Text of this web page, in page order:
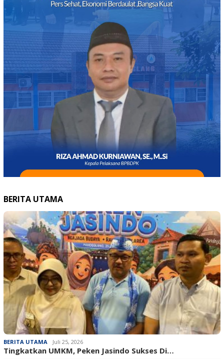
BERITA UTAMA
BERITA UTAMA Juli 25, 2026
Tingkatkan UMKM, Peken Jasindo Sukses Di…